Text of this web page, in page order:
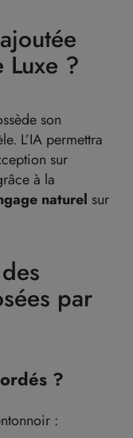
Luxe ?
son
. L’IA permettra
sur
à la
naturel sur
par
?
: